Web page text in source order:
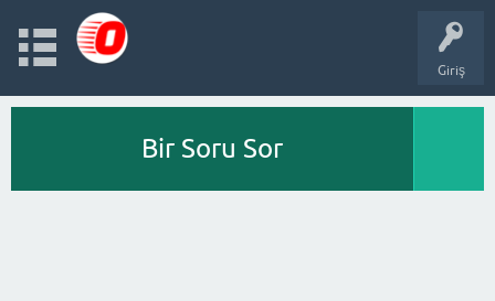
Giriş
Bir Soru Sor